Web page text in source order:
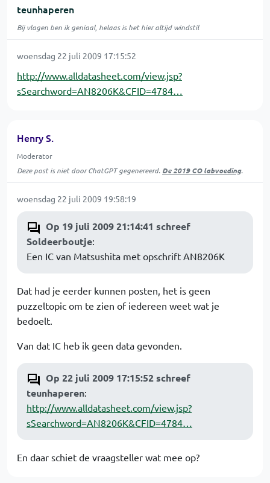
teunhaperen
Bij vlagen ben ik geniaal, helaas is het hier altijd windstil
woensdag 22 juli 2009 17:15:52
http://www.alldatasheet.com/view.jsp?
sSearchword=AN8206K&CFID=4784…
Henry S.
Moderator
Deze post is niet door ChatGPT gegenereerd. De 2019 CO labvoeding.
woensdag 22 juli 2009 19:58:19
Op 19 juli 2009 21:14:41 schreef
Soldeerboutje:
Een IC van Matsushita met opschrift AN8206K
Dat had je eerder kunnen posten, het is geen
puzzeltopic om te zien of iedereen weet wat je
bedoelt.
Van dat IC heb ik geen data gevonden.
Op 22 juli 2009 17:15:52 schreef
teunhaperen:
http://www.alldatasheet.com/view.jsp?
sSearchword=AN8206K&CFID=4784…
En daar schiet de vraagsteller wat mee op?